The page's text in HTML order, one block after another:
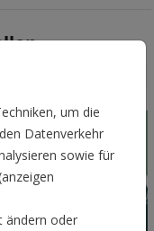
um die
Datenverkehr
sowie für
ändern oder